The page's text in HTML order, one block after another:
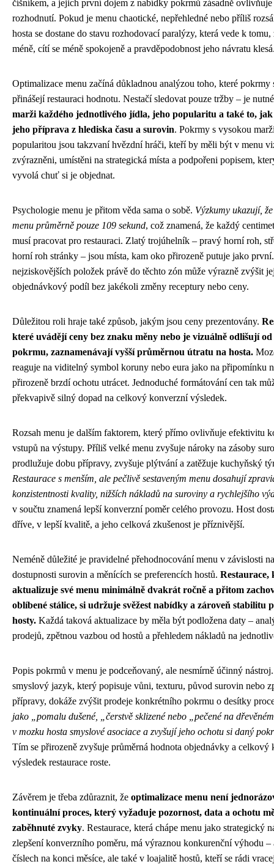
číšníkem, a jejich první dojem z nabídky pokrmů zásadně
rozhodnutí. Pokud je menu chaotické, nepřehledné nebo příliš
hosta se dostane do stavu rozhodovací paralýzy, která vede k tomu,
méně, cítí se méně spokojeně a pravděpodobnost jeho návratu
Optimalizace menu začíná důkladnou analýzou toho, které pokrmy
přinášejí restauraci hodnotu. Nestačí sledovat pouze tržby – je
marži každého jednotlivého jídla, jeho popularitu a také to,
jeho příprava z hlediska času a surovin. Pokrmy s vysokou
popularitou jsou takzvaní hvězdní hráči, kteří by měli být v menu
zvýrazněni, umístěni na strategická místa a podpořeni popisem,
vyvolá chuť si je objednat.
Psychologie menu je přitom věda sama o sobě. Výzkumy ukazují,
menu průměrně pouze 109 sekund, což znamená, že každý
musí pracovat pro restauraci. Zlatý trojúhelník – pravý horní roh,
horní roh stránky – jsou místa, kam oko přirozeně putuje jako
nejziskovějších položek právě do těchto zón může výrazně zvýšit
objednávkový podíl bez jakékoli změny receptury nebo ceny.
Důležitou roli hraje také způsob, jakým jsou ceny prezentovány.
které uvádějí ceny bez znaku měny nebo je vizuálně odlišují
pokrmu, zaznamenávají vyšší průměrnou útratu na hosta.
reaguje na viditelný symbol koruny nebo eura jako na připomínku
přirozeně brzdí ochotu utrácet. Jednoduché formátování cen tak
překvapivě silný dopad na celkový konverzní výsledek.
Rozsah menu je dalším faktorem, který přímo ovlivňuje efektivitu
vstupů na výstupy. Příliš velké menu zvyšuje nároky na zásoby
prodlužuje dobu přípravy, zvyšuje plýtvání a zatěžuje kuchyňský
Restaurace s menším, ale pečlivě sestaveným menu dosahují
konzistentnosti kvality, nižších nákladů na suroviny a rychlejšího
v součtu znamená lepší konverzní poměr celého provozu. Host
dříve, v lepší kvalitě, a jeho celková zkušenost je příznivější.
Neméně důležité je pravidelné přehodnocování menu v závislosti
dostupnosti surovin a měnících se preferencích hostů. Restaurace,
aktualizuje své menu minimálně dvakrát ročně a přitom
oblíbené stálice, si udržuje svěžest nabídky a zároveň stabilitu
hosty. Každá taková aktualizace by měla být podložena daty –
prodejů, zpětnou vazbou od hostů a přehledem nákladů na
Popis pokrmů v menu je podceňovaný, ale nesmírně účinný
smyslový jazyk, který popisuje vůni, texturu, původ surovin nebo
přípravy, dokáže zvýšit prodeje konkrétního pokrmu o desítky
jako „pomalu dušené, „čerstvě sklizené nebo „pečené na
v mozku hosta smyslové asociace a zvyšují jeho ochotu si daný
Tím se přirozeně zvyšuje průměrná hodnota objednávky a celkový
výsledek restaurace roste.
Závěrem je třeba zdůraznit, že optimalizace menu není
kontinuální proces, který vyžaduje pozornost, data a ochotu
zaběhnuté zvyky. Restaurace, která chápe menu jako strategický
zlepšení konverzního poměru, má výraznou konkurenční výhodu –
číslech na konci měsíce, ale také v loajalitě hostů, kteří se rádi